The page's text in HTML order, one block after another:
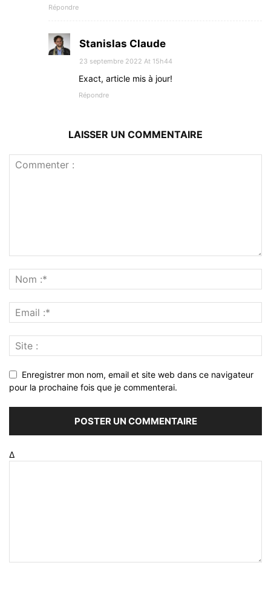
Répondre
Stanislas Claude
23 septembre 2022 At 15h44
Exact, article mis à jour!
Répondre
LAISSER UN COMMENTAIRE
Enregistrer mon nom, email et site web dans ce navigateur
pour la prochaine fois que je commenterai.
Δ